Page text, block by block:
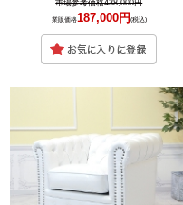
市場参考価格438,000円
業販価格187,000円(税込)